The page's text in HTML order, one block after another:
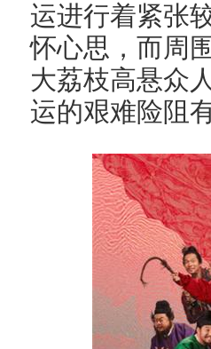
运进行着紧张
怀心思，而周
大荔枝高悬众
运的艰难险阻